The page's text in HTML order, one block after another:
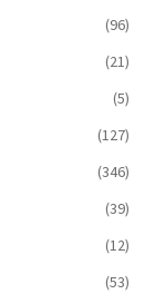
(96)
(21)
(5)
(127)
(346)
(39)
(12)
(53)